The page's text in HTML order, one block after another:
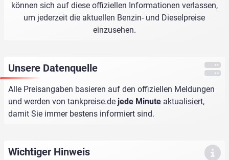
können sich auf diese offiziellen Informationen verlassen,
um jederzeit die aktuellen Benzin- und Dieselpreise
einzusehen.
Unsere Datenquelle
Alle Preisangaben basieren auf den offiziellen Meldungen
und werden von tankpreise.de jede Minute aktualisiert,
damit Sie immer bestens informiert sind.
Wichtiger Hinweis